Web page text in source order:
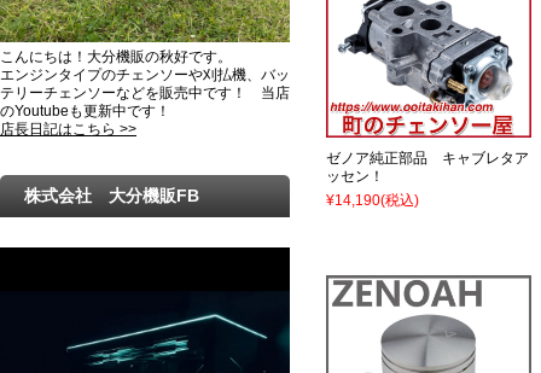
ゼノア純正部品 キャブレタア
ッセン！
¥14,190(税込)
こんにちは！大分機販の秋好です。
エンジンタイプのチェンソーや刈払機、バッ
テリーチェンソーなどを販売中です！ 当店
のYoutubeも更新中です！
店長日記はこちら >>
株式会社 大分機販FB